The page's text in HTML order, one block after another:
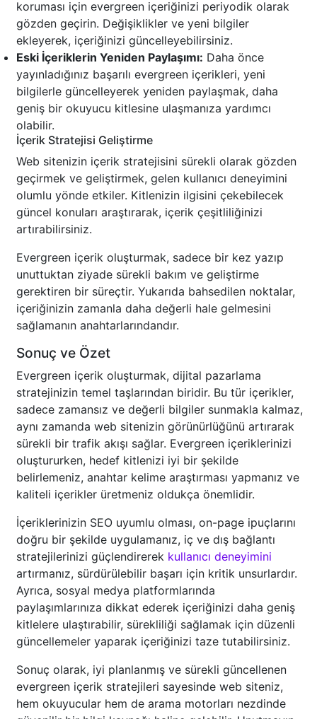
koruması için evergreen içeriğinizi periyodik olarak
gözden geçirin. Değişiklikler ve yeni bilgiler
ekleyerek, içeriğinizi güncelleyebilirsiniz.
Eski İçeriklerin Yeniden Paylaşımı: Daha önce
yayınladığınız başarılı evergreen içerikleri, yeni
bilgilerle güncelleyerek yeniden paylaşmak, daha
geniş bir okuyucu kitlesine ulaşmanıza yardımcı
olabilir.
İçerik Stratejisi Geliştirme
Web sitenizin içerik stratejisini sürekli olarak gözden
geçirmek ve geliştirmek, gelen kullanıcı deneyimini
olumlu yönde etkiler. Kitlenizin ilgisini çekebilecek
güncel konuları araştırarak, içerik çeşitliliğinizi
artırabilirsiniz.
Evergreen içerik oluşturmak, sadece bir kez yazıp
unuttuktan ziyade sürekli bakım ve geliştirme
gerektiren bir süreçtir. Yukarıda bahsedilen noktalar,
içeriğinizin zamanla daha değerli hale gelmesini
sağlamanın anahtarlarındandır.
Sonuç ve Özet
Evergreen içerik oluşturmak, dijital pazarlama
stratejinizin temel taşlarından biridir. Bu tür içerikler,
sadece zamansız ve değerli bilgiler sunmakla kalmaz,
aynı zamanda web sitenizin görünürlüğünü artırarak
sürekli bir trafik akışı sağlar. Evergreen içeriklerinizi
oluştururken, hedef kitlenizi iyi bir şekilde
belirlemeniz, anahtar kelime araştırması yapmanız ve
kaliteli içerikler üretmeniz oldukça önemlidir.
İçeriklerinizin SEO uyumlu olması, on-page ipuçlarını
doğru bir şekilde uygulamanız, iç ve dış bağlantı
stratejilerinizi güçlendirerek kullanıcı deneyimini
artırmanız, sürdürülebilir başarı için kritik unsurlardır.
Ayrıca, sosyal medya platformlarında
paylaşımlarınıza dikkat ederek içeriğinizi daha geniş
kitlelere ulaştırabilir, sürekliliği sağlamak için düzenli
güncellemeler yaparak içeriğinizi taze tutabilirsiniz.
Sonuç olarak, iyi planlanmış ve sürekli güncellenen
evergreen içerik stratejileri sayesinde web siteniz,
hem okuyucular hem de arama motorları nezdinde